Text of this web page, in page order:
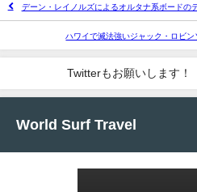
デーン・レイノルズによるオルタナ系ボードの
ハワイで滅法強いジャック・ロビ
Twitterもお願いします！
World Surf Travel